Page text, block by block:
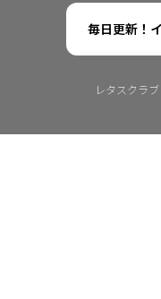
毎日更新！
レタスクラ